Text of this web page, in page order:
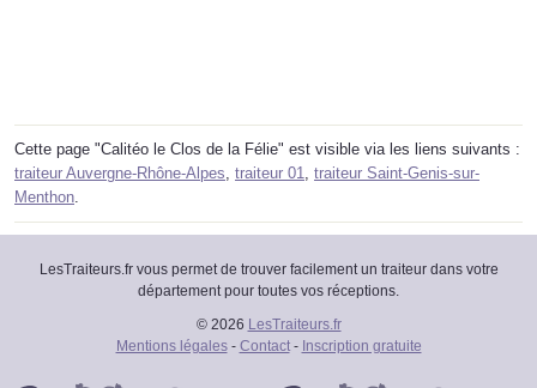
Cette page "Calitéo le Clos de la Félie" est visible via les liens suivants :
traiteur Auvergne-Rhône-Alpes traiteur 01
traiteur Saint-Genis-sur-
Menthon
LesTraiteurs.fr vous permet de trouver facilement un traiteur dans votre
département pour toutes vos réceptions.
© 2026 LesTraiteurs.fr
Mentions légales- Contact- Inscription gratuite